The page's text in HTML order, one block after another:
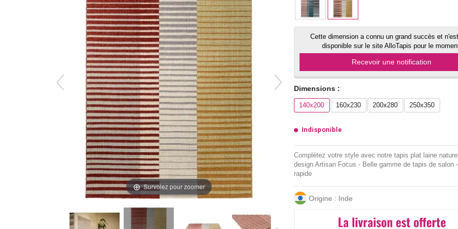
Survolez pour zoomer
Cette dimension a connu un grand succès et
disponible sur le site AlloTapis pour le
Recevoir une notification
Dimensions :
140x200 160x230 200x280 250x350
Indisponible
Complétez votre style avec notre tapis plat laine
design Artisan Focus - Belle gamme de tapis de salon
rapide
Origine : Inde